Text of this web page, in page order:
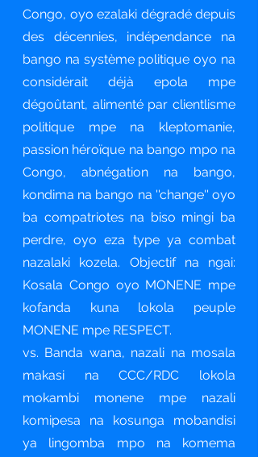
Congo, oyo ezalaki dégradé depuis
des décennies, indépendance na
bango na système politique oyo na
considérait déjà epola mpe
dégoûtant, alimenté par clientlisme
politique mpe na kleptomanie,
passion héroïque na bango mpo na
Congo, abnégation na bango,
kondima na bango na ''change'' oyo
ba compatriotes na biso mingi ba
perdre, oyo eza type ya combat
nazalaki kozela. Objectif na ngai:
Kosala Congo oyo MONENE mpe
kofanda kuna lokola peuple
MONENE mpe RESPECT.
vs. Banda wana, nazali na mosala
makasi na CCC/RDC lokola
mokambi monene mpe nazali
komipesa na kosunga mobandisi
ya lingomba mpo na komema